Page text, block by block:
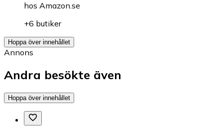
hos Amazon.se
+6 butiker
Hoppa över innehållet
Annons
Andra besökte även
Hoppa över innehållet